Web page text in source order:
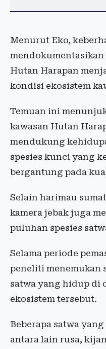
Menurut Eko,
Hutan Harapan
kondisi ekosistem
Temuan ini
kawasan Hutan
mendukung
spesies kunci yang
bergantung pada
Selain harimau
kamera jebak juga
puluhan spesies
Selama periode
peneliti menemukan
satwa yang hidup di
ekosistem tersebut.
Beberapa satwa
antara lain rusa,